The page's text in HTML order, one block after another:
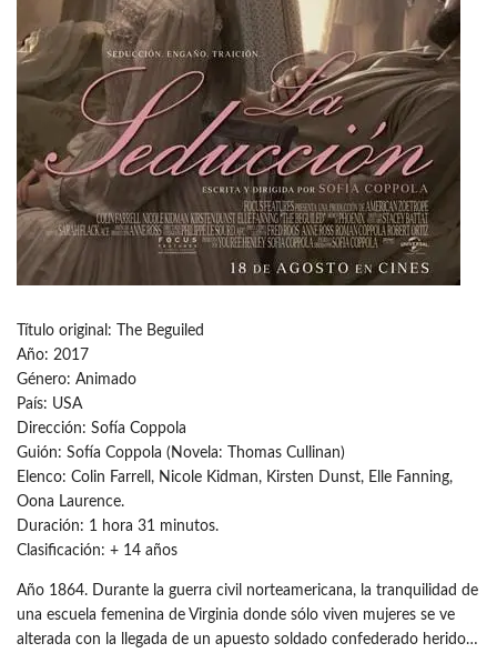
Título original: The Beguiled
Año: 2017
Género: Animado
País: USA
Dirección: Sofía Coppola
Guión: Sofía Coppola (Novela: Thomas Cullinan)
Elenco: Colin Farrell, Nicole Kidman, Kirsten Dunst, Elle Fanning,
Oona Laurence.
Duración: 1 hora 31 minutos.
Clasificación: + 14 años
Año 1864. Durante la guerra civil norteamericana, la tranquilidad de
una escuela femenina de Virginia donde sólo viven mujeres se ve
alterada con la llegada de un apuesto soldado confederado herido…